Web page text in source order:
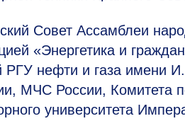
Совет Ассамблеи
«Энергетика и
РГУ нефти и газа имени
МЧС России, Комитета
университета